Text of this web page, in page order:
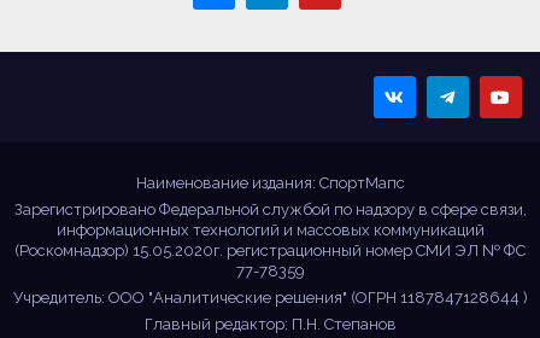
Наименование издания: СпортМапс
Зарегистрировано Федеральной службой по надзору в сфере связи,
информационных технологий и массовых коммуникаций
(Роскомнадзор) 15.05.2020г. регистрационный номер СМИ ЭЛ № ФС
77-78359
Учредитель: ООО "Аналитические решения" (ОГРН 1187847128644 )
Главный редактор: П.Н. Степанов